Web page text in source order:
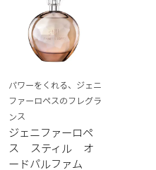
パワーをくれる、ジェニ
ファーロペスのフレグラ
ンス
ジェニファーロペ
ス スティル オ
ードパルファム